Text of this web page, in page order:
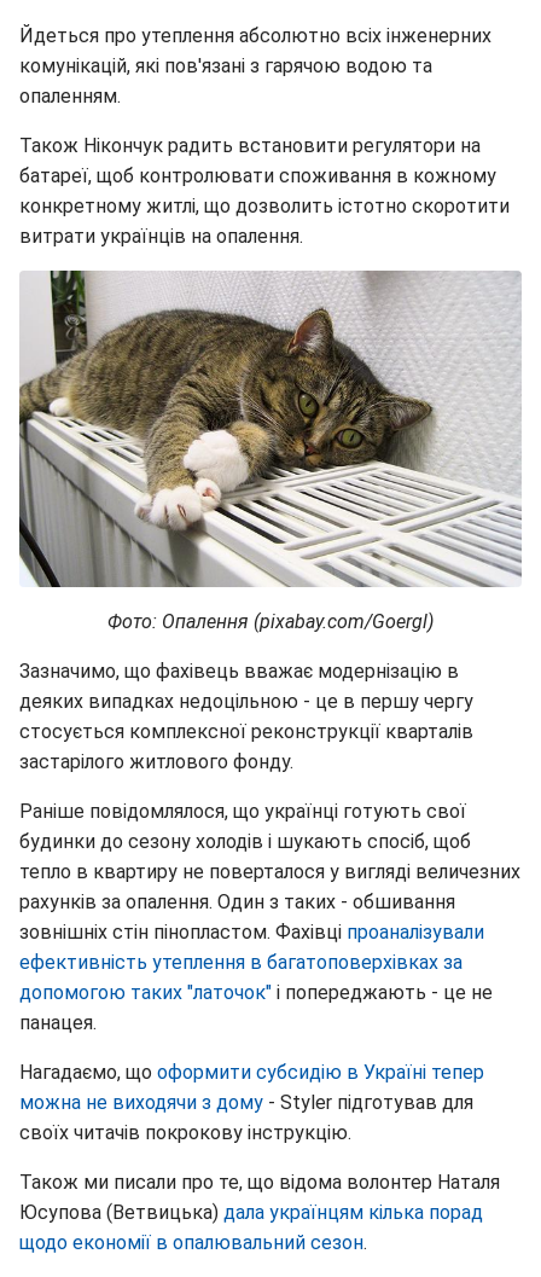
Йдеться про утеплення абсолютно всіх інженерних
комунікацій, які пов'язані з гарячою водою та
опаленням.
Також Нікончук радить встановити регулятори на
батареї, щоб контролювати споживання в кожному
конкретному житлі, що дозволить істотно скоротити
витрати українців на опалення.
Фото: Опалення (pixabay.com/Goergl)
Зазначимо, що фахівець вважає модернізацію в
деяких випадках недоцільною - це в першу чергу
стосується комплексної реконструкції кварталів
застарілого житлового фонду.
Раніше повідомлялося, що українці готують свої
будинки до сезону холодів і шукають спосіб, щоб
тепло в квартиру не поверталося у вигляді величезних
рахунків за опалення. Один з таких - обшивання
зовнішніх стін пінопластом. Фахівці проаналізували
ефективність утеплення в багатоповерхівках за
допомогою таких "латочок" і попереджають - це не
панацея.
Нагадаємо, що оформити субсидію в Україні тепер
можна не виходячи з дому - Styler підготував для
своїх читачів покрокову інструкцію.
Також ми писали про те, що відома волонтер Наталя
Юсупова (Ветвицька) дала українцям кілька порад
щодо економії в опалювальний сезон.